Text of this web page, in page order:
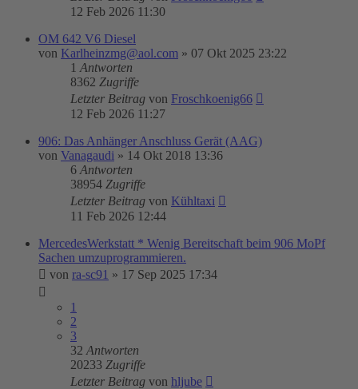
12 Feb 2026 11:30
OM 642 V6 Diesel
von Karlheinzmg@aol.com » 07 Okt 2025 23:22
1 Antworten
8362 Zugriffe
Letzter Beitrag von Froschkoenig66
12 Feb 2026 11:27
906: Das Anhänger Anschluss Gerät (AAG)
von Vanagaudi » 14 Okt 2018 13:36
6 Antworten
38954 Zugriffe
Letzter Beitrag von Kühltaxi
11 Feb 2026 12:44
MercedesWerkstatt * Wenig Bereitschaft beim 906 MoPf
Sachen umzuprogrammieren.
von ra-sc91 » 17 Sep 2025 17:34
1
2
3
32 Antworten
20233 Zugriffe
Letzter Beitrag von hljube